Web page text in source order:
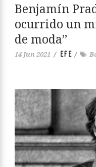
Benjamín
ocurrido un
de moda”
14 Jun 2021 / EFE /